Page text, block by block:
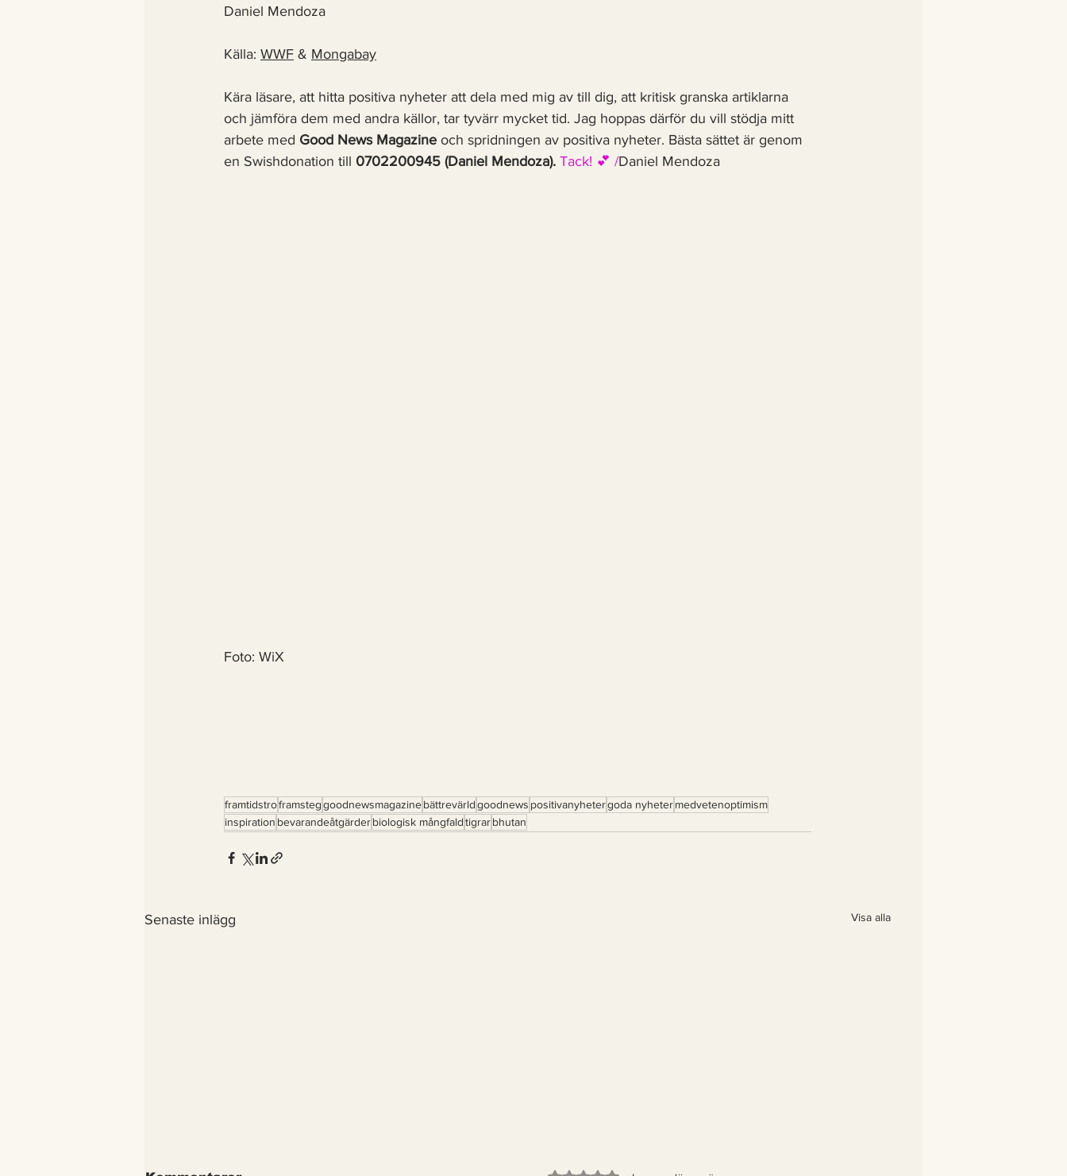
Daniel Mendoza
Källa: WWF & Mongabay
Kära läsare, att hitta positiva nyheter att dela med mig av till dig, att kritisk granska artiklarna
och jämföra dem med andra källor, tar tyvärr mycket tid. Jag hoppas därför du vill stödja mitt
arbete med Good News Magazine och spridningen av positiva nyheter. Bästa sättet är genom
en Swishdonation till 0702200945 (Daniel Mendoza). Tack! 💕 /Daniel Mendoza
Foto: WiX
framtidstroframsteggoodnewsmagazinebättrevärldgoodnews positivanyhetergoda nyhetermedvetenoptimism
inspiration bevarandeåtgärderbiologisk mångfaldtigrarbhutan
Senaste inlägg Visa alla